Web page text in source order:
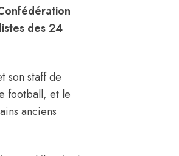
des 24
son staff de
football, et le
anciens